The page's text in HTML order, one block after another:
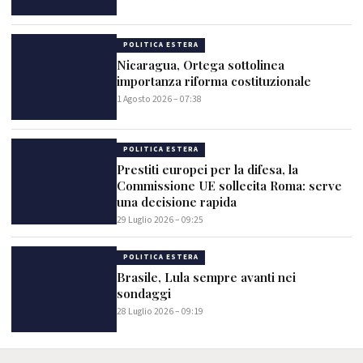
POLITICA ESTERA
Nicaragua, Ortega sottolinea
importanza riforma costituzionale
1 Agosto 2026 – 07:38
POLITICA ESTERA
Prestiti europei per la difesa, la
Commissione UE sollecita Roma: serve
una decisione rapida
29 Luglio 2026 – 09:25
POLITICA ESTERA
Brasile, Lula sempre avanti nei
sondaggi
28 Luglio 2026 – 09:19